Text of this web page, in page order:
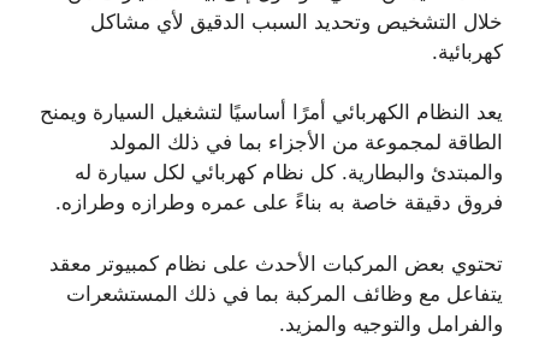
خلال التشخيص وتحديد السبب الدقيق لأي مشاكل
كهربائية.
يعد النظام الكهربائي أمرًا أساسيًا لتشغيل السيارة ويمنح
الطاقة لمجموعة من الأجزاء بما في ذلك المولد
والمبتدئ والبطارية. كل نظام كهربائي لكل سيارة له
فروق دقيقة خاصة به بناءً على عمره وطرازه وطرازه.
تحتوي بعض المركبات الأحدث على نظام كمبيوتر معقد
يتفاعل مع وظائف المركبة بما في ذلك المستشعرات
والفرامل والتوجيه والمزيد.